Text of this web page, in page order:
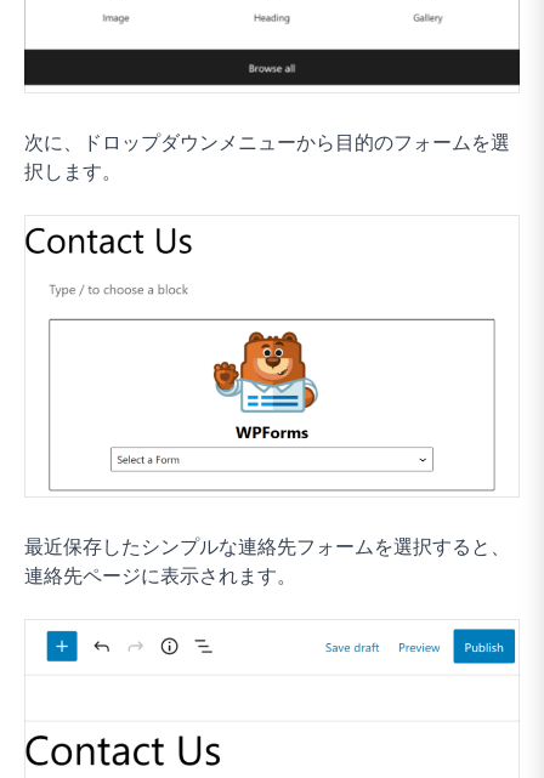
次に、ドロップダウンメニューから目的のフォームを選
択します。
最近保存したシンプルな連絡先フォームを選択すると、
連絡先ページに表示されます。